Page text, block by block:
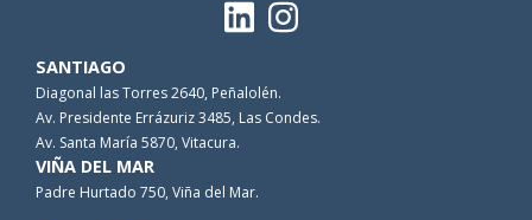
SANTIAGO
Diagonal las Torres 2640, Peñalolén.
Av. Presidente Errázuriz 3485, Las Condes.
Av. Santa María 5870, Vitacura.
VIÑA DEL MAR
Padre Hurtado 750, Viña del Mar.